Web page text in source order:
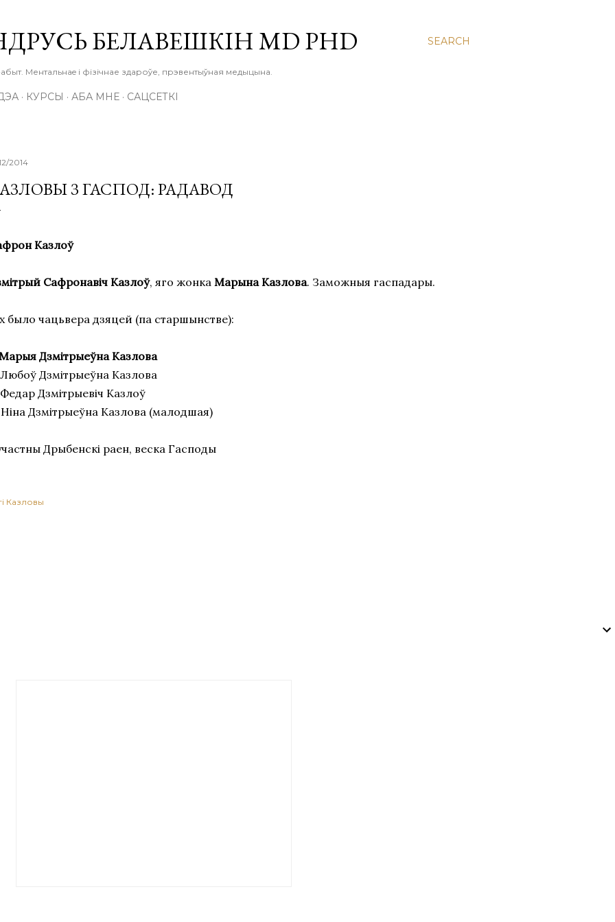
SEARCH
БЕЛАВЕШКІН MD PHD
Ментальнаe і фізічнае здароўе, прэвентыўная медыцына.
КУРСЫ АБА МНЕ САЦСЕТКІ
2014
З ГАСПОД: РАДАВОД
Казлоў
Сафронавіч Казлоў, яго жонка Марына Казлова. Заможныя гаспадары.
было чацьвера дзяцей (па старшынстве):
Дзмітрыеўна Казлова
Дзмітрыеўна Казлова
Дзмітрыевіч Казлоў
Дзмітрыеўна Казлова (малодшая)
Дрыбенскі раен, веска Гасподы
Казловы